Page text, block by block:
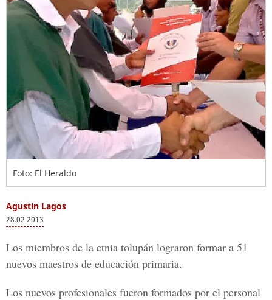
Foto: El Heraldo
Agustín Lagos
28.02.2013
Los miembros de la etnia tolupán lograron formar a 51
nuevos maestros de educación primaria.
Los nuevos profesionales fueron formados por el personal